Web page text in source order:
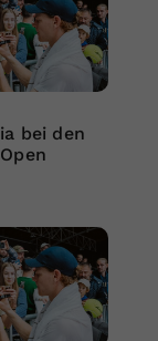
bei den